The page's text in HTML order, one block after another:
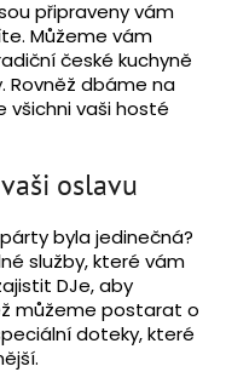
připraveny vám
Můžeme vám
české kuchyně
Rovněž dbáme na
všichni vaši hosté
oslavu
byla jedinečná?
služby, které vám
DJe, aby
můžeme postarat o
doteky, které